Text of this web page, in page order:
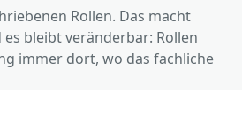
Rollen. Das macht
bleibt veränderbar: Rollen
immer dort, wo das fachliche